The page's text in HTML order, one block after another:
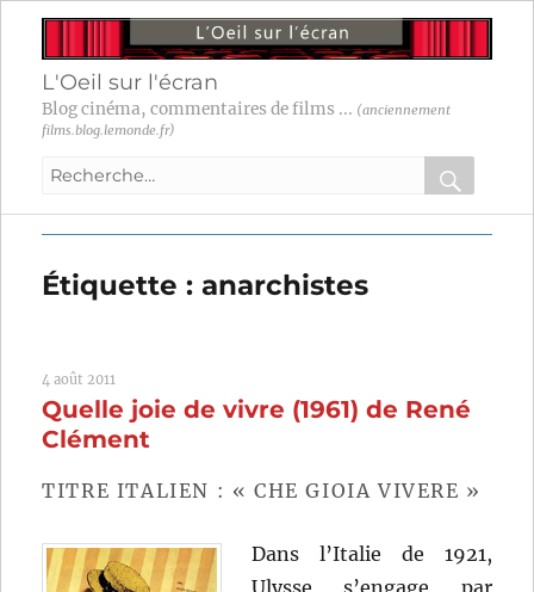
L'Oeil sur l'écran
Blog cinéma, commentaires de films ... (anciennement
films.blog.lemonde.fr)
Recherche
:
OK
Étiquette :anarchistes
4 août 2011
Quelle joie de vivre (1961) de René
Clément
TITRE ITALIEN : « CHE GIOIA VIVERE »
Dans l’Italie de 1921,